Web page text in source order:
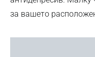
за вашето